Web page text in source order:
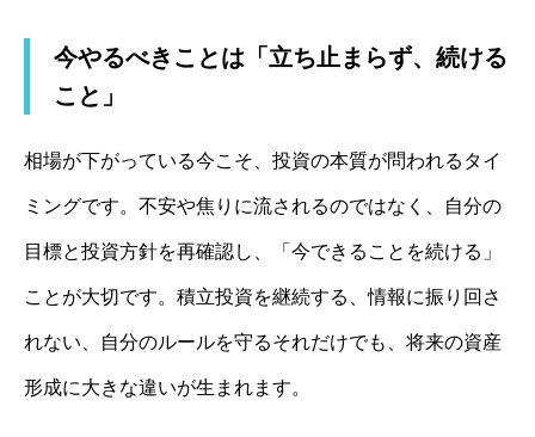
今やるべきことは「立ち止まらず、続ける
こと」
相場が下がっている今こそ、投資の本質が問われるタイ
ミングです。不安や焦りに流されるのではなく、自分の
目標と投資方針を再確認し、「今できることを続ける」
ことが大切です。積立投資を継続する、情報に振り回さ
れない、自分のルールを守るそれだけでも、将来の資産
形成に大きな違いが生まれます。